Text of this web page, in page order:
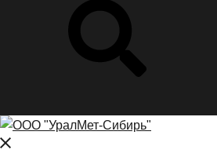
Search
Close